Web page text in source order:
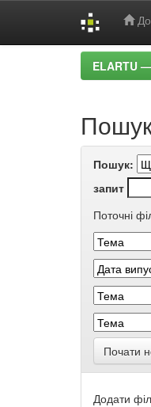
ELARTU
Пошук:
запит
Поточні
Почати
Додати